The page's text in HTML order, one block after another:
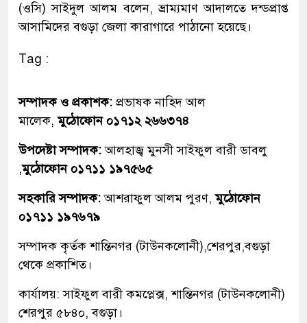
(ওসি) সাইদুল আলম বলেন, ভ্রাম্যমাণ আদালতে দন্ডপ্রাপ্ত
আসামিদের বগুড়া জেলা কারাগারে পাঠানো হয়েছে।
Tag :
সম্পাদক ও প্রকাশক: প্রভাষক নাহিদ আল
মালেক,মুঠোফোন ০১৭১২ ২৬৬৩৭৪
উপদেষ্টা সম্পাদক:আলহাজ্ব মুনসী সাইফুল বারী ডাবলু
,মুঠোফোন ০১৭১১ ১৯৭৫৬৫
সহকারি সম্পাদক:আশরাফুল আলম পুরণ,মুঠোফোন
০১৭১১ ১৯৭৬৭৯
সম্পাদক কৃর্তক শান্তিনগর (টাউনকলোনী),শেরপুর,বগুড়া
থেকে প্রকাশিত।
কার্যালয়: সাইফুল বারী কমপ্লেক্স, শান্তিনগর (টাউনকলোনী)
শেরপুর ৫৮৪০, বগুড়া।